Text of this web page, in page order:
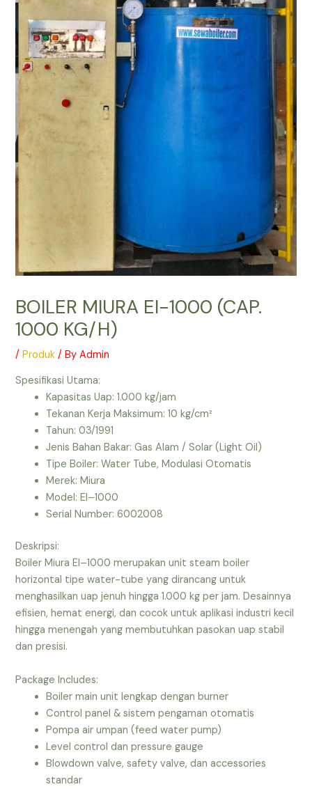
BOILER MIURA EI-1000 (CAP.
1000 KG/H)
/Produk / ByAdmin
Spesifikasi Utama:
Kapasitas Uap: 1.000 kg/jam
Tekanan Kerja Maksimum: 10 kg/cm²
Tahun: 03/1991
Jenis Bahan Bakar: Gas Alam / Solar (Light Oil)
Tipe Boiler: Water Tube, Modulasi Otomatis
Merek: Miura
Model: EI–1000
Serial Number: 6002008
Deskripsi:
Boiler Miura EI–1000 merupakan unit steam boiler
horizontal tipe water-tube yang dirancang untuk
menghasilkan uap jenuh hingga 1.000 kg per jam. Desainnya
efisien, hemat energi, dan cocok untuk aplikasi industri kecil
hingga menengah yang membutuhkan pasokan uap stabil
dan presisi.
Package Includes:
Boiler main unit lengkap dengan burner
Control panel & sistem pengaman otomatis
Pompa air umpan (feed water pump)
Level control dan pressure gauge
Blowdown valve, safety valve, dan accessories
standar